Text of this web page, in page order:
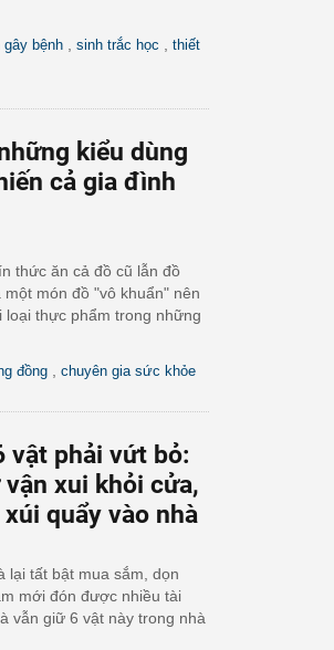
bệnh sinh trắc học
thiết
kiểu dùng
cả gia đình
thức ăn cả đồ cũ lẫn đồ
món đồ "vô khuẩn" nên
loại thực phẩm trong những
đồng chuyên gia sức khỏe
vật phải vứt bỏ:
xui khỏi cửa,
quẩy vào nhà
lại tất bật mua sắm, dọn
mới đón được nhiều tài
vẫn giữ 6 vật này trong nhà